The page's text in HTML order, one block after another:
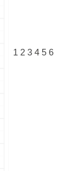
1 2 3 4 5 6